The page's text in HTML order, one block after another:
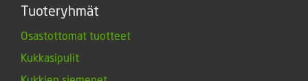
Tuoteryhmät
Osastottomat tuotteet
Kukkasipulit